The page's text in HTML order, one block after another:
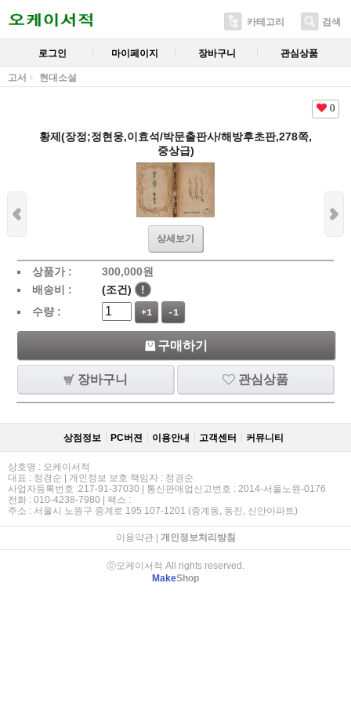
카테고리 검색
로그인 마이페이지 장바구니 관심상품
고서 현대소설
0
황제(장정;정현웅,이효석/박문출판사/해방후초판,278쪽,
중상급)
상세보기
상품가 : 300,000원
배송비 :
(조건)
!
수량 :
+1 -1
구매하기
장바구니 관심상품
상점정보 PC버젼 이용안내 고객센터 커뮤니티
상호명 : 오케이서적
대표 : 정경순 | 개인정보 보호 책임자 : 정경순
사업자등록번호 :217-91-37030 | 통신판매업신고번호 : 2014-서울노원-0176
전화 : 010-4238-7980 | 팩스 :
주소 : 서울시 노원구 중계로 195 107-1201 (중계동, 동진, 신안아파트)
이용약관| 개인정보처리방침
ⓒ오케이서적 All rights reserved.
MakeShop